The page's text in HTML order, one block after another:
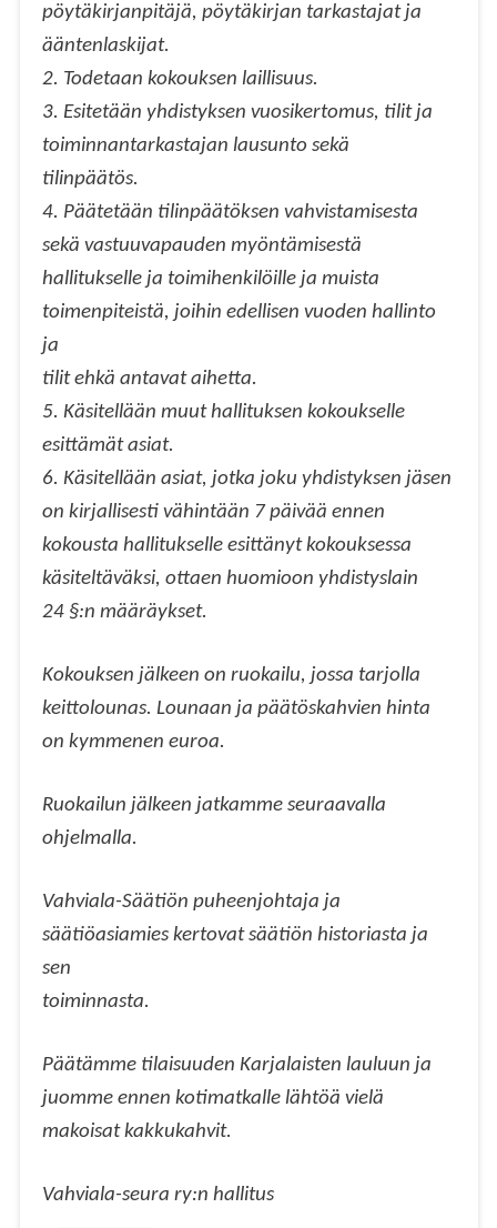
pöytäkirjanpitäjä, pöytäkirjan tarkastajat ja
ääntenlaskijat.
2. Todetaan kokouksen laillisuus.
3. Esitetään yhdistyksen vuosikertomus, tilit ja
toiminnantarkastajan lausunto sekä
tilinpäätös.
4. Päätetään tilinpäätöksen vahvistamisesta
sekä vastuuvapauden myöntämisestä
hallitukselle ja toimihenkilöille ja muista
toimenpiteistä, joihin edellisen vuoden hallinto
ja
tilit ehkä antavat aihetta.
5. Käsitellään muut hallituksen kokoukselle
esittämät asiat.
6. Käsitellään asiat, jotka joku yhdistyksen jäsen
on kirjallisesti vähintään 7 päivää ennen
kokousta hallitukselle esittänyt kokouksessa
käsiteltäväksi, ottaen huomioon yhdistyslain
24 §:n määräykset.
Kokouksen jälkeen on ruokailu, jossa tarjolla
keittolounas. Lounaan ja päätöskahvien hinta
on kymmenen euroa.
Ruokailun jälkeen jatkamme seuraavalla
ohjelmalla.
Vahviala-Säätiön puheenjohtaja ja
säätiöasiamies kertovat säätiön historiasta ja
sen
toiminnasta.
Päätämme tilaisuuden Karjalaisten lauluun ja
juomme ennen kotimatkalle lähtöä vielä
makoisat kakkukahvit.
Vahviala-seura ry:n hallitus